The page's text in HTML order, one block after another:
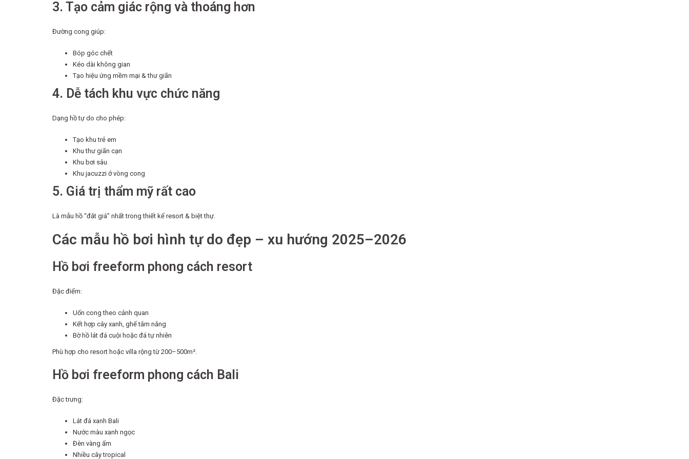
3. Tạo cảm giác rộng và thoáng hơn
Đường cong giúp:
Bóp góc chết
Kéo dài không gian
Tạo hiệu ứng mềm mại & thư giãn
4. Dễ tách khu vực chức năng
Dạng hồ tự do cho phép:
Tạo khu trẻ em
Khu thư giãn cạn
Khu bơi sâu
Khu jacuzzi ở vòng cong
5. Giá trị thẩm mỹ rất cao
Là mẫu hồ “đắt giá” nhất trong thiết kế resort & biệt thự.
Các mẫu hồ bơi hình tự do đẹp – xu hướng 2025–2026
Hồ bơi freeform phong cách resort
Đặc điểm:
Uốn cong theo cảnh quan
Kết hợp cây xanh, ghế tắm nắng
Bờ hồ lát đá cuội hoặc đá tự nhiên
Phù hợp cho resort hoặc villa rộng từ 200–500m².
Hồ bơi freeform phong cách Bali
Đặc trưng:
Lát đá xanh Bali
Nước màu xanh ngọc
Đèn vàng ấm
Nhiều cây tropical